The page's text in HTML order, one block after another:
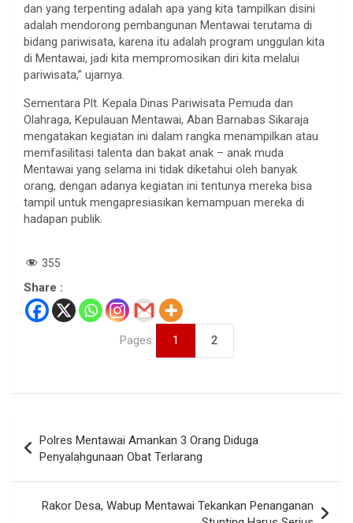
dan yang terpenting adalah apa yang kita tampilkan disini
adalah mendorong pembangunan Mentawai terutama di
bidang pariwisata, karena itu adalah program unggulan kita
di Mentawai, jadi kita mempromosikan diri kita melalui
pariwisata,” ujarnya.
Sementara Plt. Kepala Dinas Pariwisata Pemuda dan
Olahraga, Kepulauan Mentawai, Aban Barnabas Sikaraja
mengatakan kegiatan ini dalam rangka menampilkan atau
memfasilitasi talenta dan bakat anak – anak muda
Mentawai yang selama ini tidak diketahui oleh banyak
orang, dengan adanya kegiatan ini tentunya mereka bisa
tampil untuk mengapresiasikan kemampuan mereka di
hadapan publik.
355
Share :
Pages: 1 2
pos
Polres Mentawai Amankan 3 Orang Diduga
Penyalahgunaan Obat Terlarang
Rakor Desa, Wabup Mentawai Tekankan Penanganan